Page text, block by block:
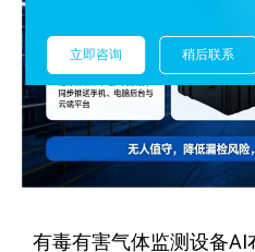
有毒有害气体监测设备AI
立即咨询 稍后联系